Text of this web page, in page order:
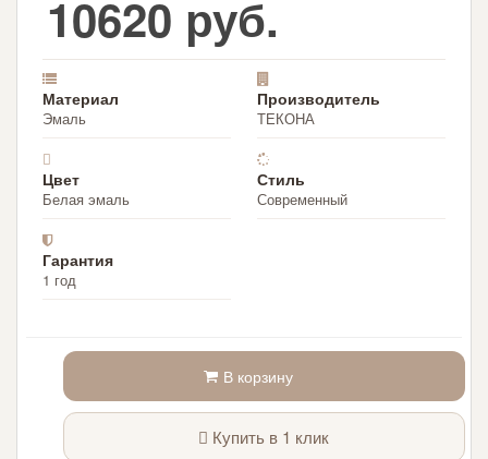
10620 руб.
Материал
Эмаль
Производитель
ТЕКОНА
Цвет
Белая эмаль
Стиль
Современный
Гарантия
1 год
В корзину
Купить в 1 клик